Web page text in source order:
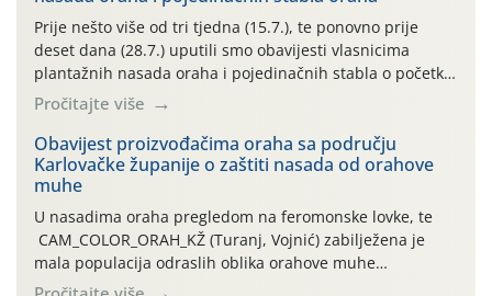
najviše temperature […]
Prije nešto više od tri tjedna (15.7.), te ponovno prije
deset dana (28.7.) uputili smo obavijesti vlasnicima
plantažnih nasada oraha i pojedinačnih stabla o početku
leta i ovogodišnjoj potrebi usmjerenog suzbijanja
orahove muhe (Rhagoletis completa)! Već dvanaest dana
traje drugi ovogodišnji “toplinski udar”, koji naročito
izražen zadnja šest dana (31.7.-05.8.), jer najviše
temperature zraka svakodnevno […]
Pročitajte više
Obavijest proizvođačima oraha sa području
Karlovačke županije o zaštiti nasada od orahove
muhe
U nasadima oraha pregledom na feromonske lovke, te
CAM_COLOR_ORAH_KŽ (Turanj, Vojnić) zabilježena je
mala populacija odraslih oblika orahove muhe
(Rhagoletis completa). Niska brojnost može se objasniti